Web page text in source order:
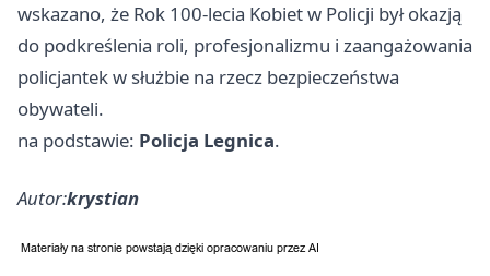
wskazano, że Rok 100-lecia Kobiet w Policji był okazją
do podkreślenia roli, profesjonalizmu i zaangażowania
policjantek w służbie na rzecz bezpieczeństwa
obywateli.
na podstawie: Policja Legnica.
Autor:krystian